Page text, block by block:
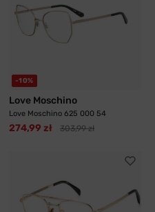
-10%
Love Moschino
Love Moschino 625 000 54
274,99 zł 303,99 zł